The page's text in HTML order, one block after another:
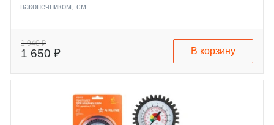
наконечником, см
1 940 ₽
1 650 ₽ В корзину